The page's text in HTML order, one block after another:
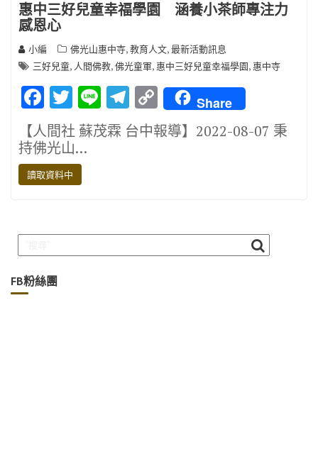
惠中三好兒童幸福學園 涵養小茶師專注力
感恩心
小編 佛光山惠中寺,教育人文,最新活動訊息
三好兒童, 人間佛教,佛光童軍, 惠中三好兒童幸福學園, 惠中寺
F
ac
e
b
o
k
T
w
it
te
r
Li
n
e
T
el
e
C
o
p
k
Share
【人間社 蘇茂霖 台中報導】2022-08-07 秉
持佛光山…
讀取資料中
FB粉絲團